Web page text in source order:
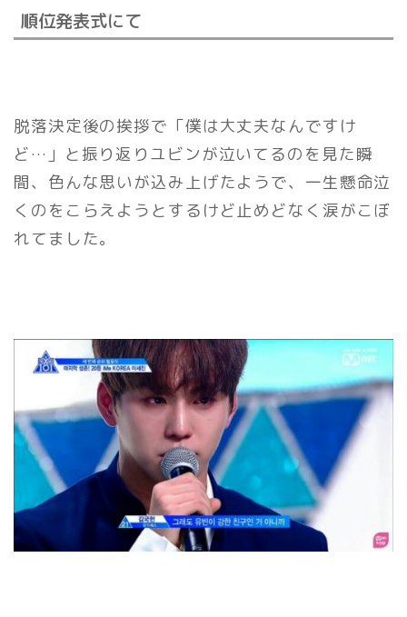
順位発表式にて
脱落決定後の挨拶で「僕は大丈夫なんですけ
ど…」と振り返りユビンが泣いてるのを見た瞬
間、色んな思いが込み上げたようで、一生懸命泣
くのをこらえようとするけど止めどなく涙がこぼ
れてました。